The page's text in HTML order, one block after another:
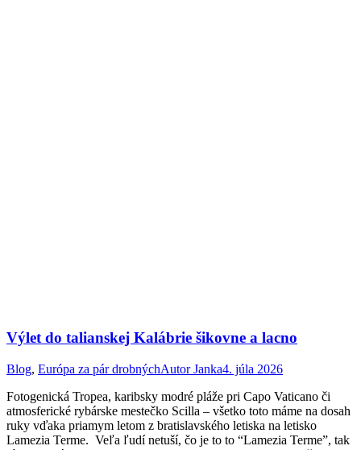
Výlet do talianskej Kalábrie šikovne a lacno
Blog, Európa za pár drobnýchAutorJanka4. júla 2026
Fotogenická Tropea, karibsky modré pláže pri Capo Vaticano či
atmosferické rybárske mestečko Scilla – všetko toto máme na dosah
ruky vďaka priamym letom z bratislavského letiska na letisko
Lamezia Terme. Veľa ľudí netuší, čo je to to “Lamezia Terme”, tak